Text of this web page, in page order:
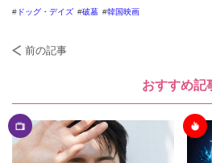
ドッグ・デイズ 破墓 韓国映画
前の記事
おすすめ記